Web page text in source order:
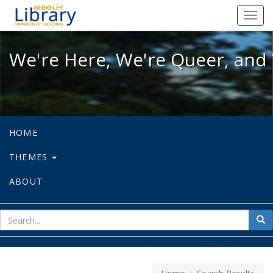
We're Here, We're Queer, and
We're Here, We're Queer,
HOME
THEMES
ABOUT
for